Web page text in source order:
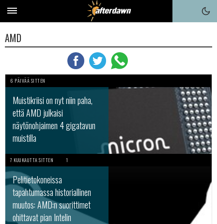
AMD
6 PÄIVÄÄ SITTEN
Muistikriisi on nyt niin paha,
että AMD julkaisi
näytönohjaimen 4 gigatavun
muistilla
7 KUUKAUTTA SITTEN 1
Pelitietokoneissa
tapahtumassa historiallinen
muutos: AMD:n suorittimet
ohittavat pian Intelin